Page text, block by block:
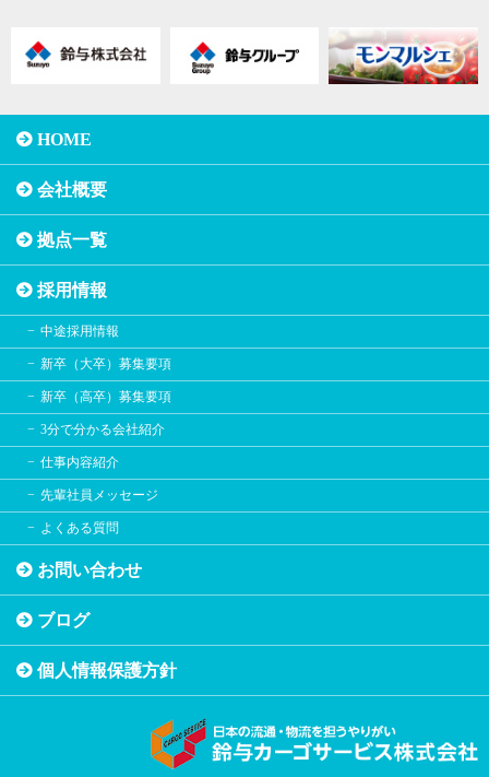
HOME
会社概要
拠点一覧
採用情報
中途採用情報
新卒（大卒）募集要項
新卒（高卒）募集要項
3分で分かる会社紹介
仕事内容紹介
先輩社員メッセージ
よくある質問
お問い合わせ
ブログ
個人情報保護方針